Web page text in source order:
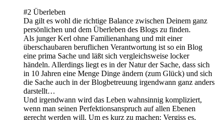
#2 Überleben
Da gilt es wohl die richtige Balance zwischen Deinem ganz
persönlichen und dem Überleben des Blogs zu finden.
Als junger Kerl ohne Familienanhang und mit einer
überschaubaren beruflichen Verantwortung ist so ein Blog
eine prima Sache und läßt sich vergleichsweise locker
händeln. Allerdings liegt es in der Natur der Sache, dass sich
in 10 Jahren eine Menge Dinge ändern (zum Glück) und sich
die Sache auch in der Blogbetreuung irgendwann ganz anders
darstellt…
Und irgendwann wird das Leben wahnsinnig kompliziert,
wenn man seinen Perfektionsanspruch auf allen Ebenen
gerecht werden will. Um es kurz zu machen: Vergiss es,